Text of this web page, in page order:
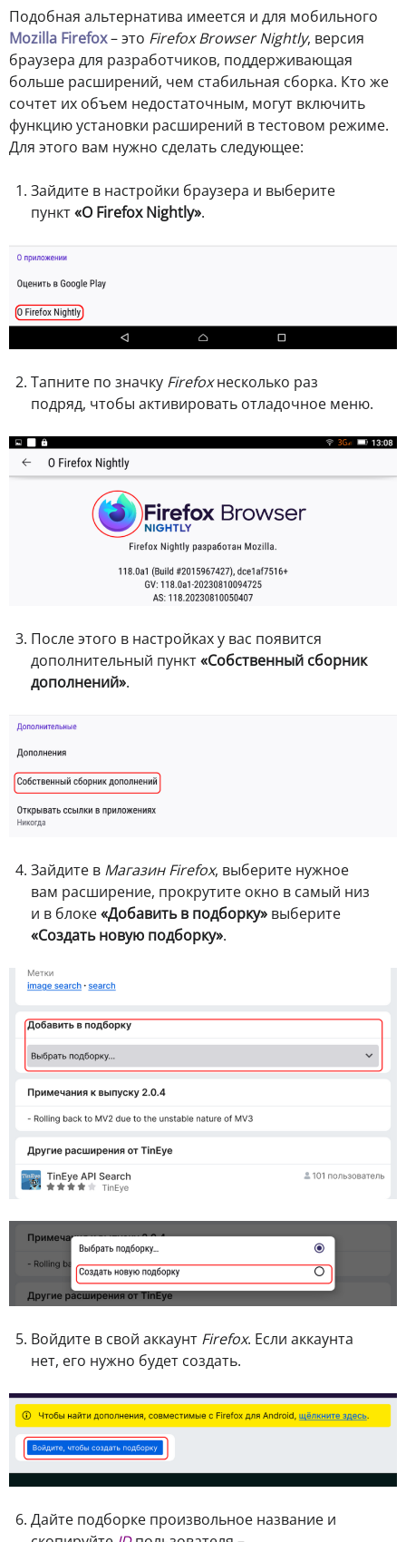
Подобная альтернатива имеется и для мобильного
Mozilla Firefox– это Firefox Browser Nightly, версия
браузера для разработчиков, поддерживающая
больше расширений, чем стабильная сборка. Кто же
сочтет их объем недостаточным, могут включить
функцию установки расширений в тестовом режиме.
Для этого вам нужно сделать следующее:
Зайдите в настройки браузера и выберите
пункт«О Firefox Nightly».
Тапните по значку Firefoxнесколько раз
подряд, чтобы активировать отладочное меню.
После этого в настройках у вас появится
дополнительный пункт«Собственный сборник
дополнений».
Зайдите в Магазин Firefox, выберите нужное
вам расширение, прокрутите окно в самый низ
и в блоке«Добавить в подборку» выберите
«Создать новую подборку».
Войдите в свой аккаунт Firefox. Если аккаунта
нет, его нужно будет создать.
Дайте подборке произвольное название и